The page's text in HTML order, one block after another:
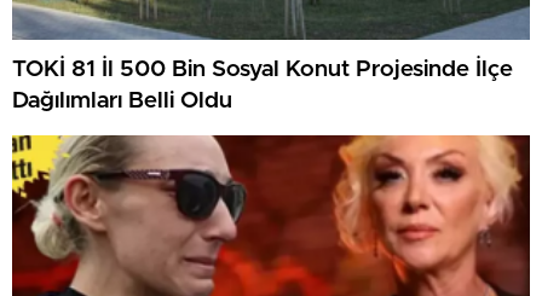
TOKİ 81 İl 500 Bin Sosyal Konut Projesinde İlçe
Dağılımları Belli Oldu